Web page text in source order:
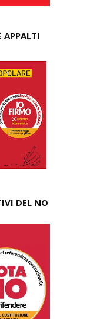
APPALTI
DEL NO